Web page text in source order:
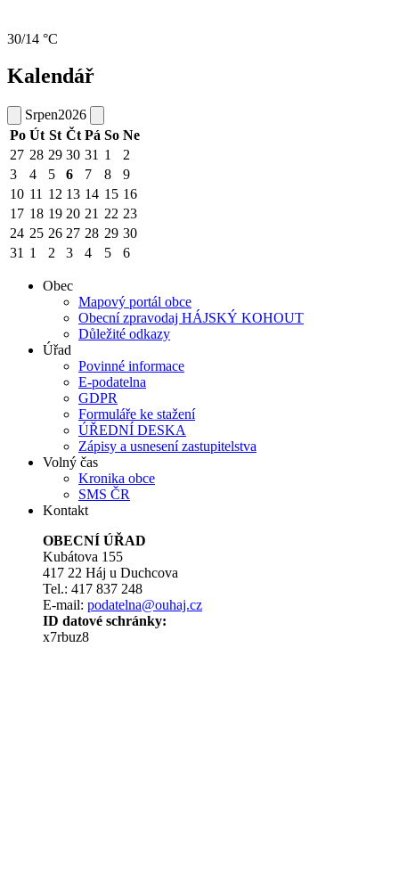
30/14 °C
Kalendář
Srpen2026
Po Út St Čt Pá So Ne
27 28 29 30 31 1
2
3
4 5 6 7 8
9
10 11 12 13 14 15 16
17 18 19 20 21 22 23
24 25 26 27 28 29 30
31 1 2 3 4 5 6
Obec
Mapový portál obce
Obecní zpravodaj HÁJSKÝ KOHOUT
Důležité odkazy
Úřad
Povinné informace
E-podatelna
GDPR
Formuláře ke stažení
ÚŘEDNÍ DESKA
Zápisy a usnesení zastupitelstva
Volný čas
Kronika obce
SMS ČR
Kontakt
OBECNÍ ÚŘAD
Kubátova 155
417 22 Háj u Duchcova
Tel.: 417 837 248
E-mail: podatelna@ouhaj.cz
ID datové schránky:
x7rbuz8